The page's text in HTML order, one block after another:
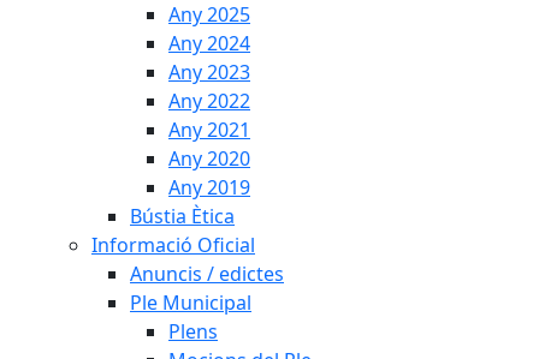
Any 2025
Any 2024
Any 2023
Any 2022
Any 2021
Any 2020
Any 2019
Bústia Ètica
Informació Oficial
Anuncis / edictes
Ple Municipal
Plens